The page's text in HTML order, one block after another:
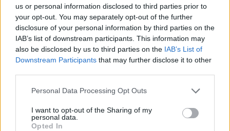
us or personal information disclosed to third parties prior to
your opt-out. You may separately opt-out of the further
disclosure of your personal information by third parties on the
IAB’s list of downstream participants. This information may
also be disclosed by us to third parties on the IAB’s List of
Downstream Participants that may further disclose it to other
Personal Data Processing Opt Outs
I want to opt-out of the Sharing of my
personal data.
Opted In
5